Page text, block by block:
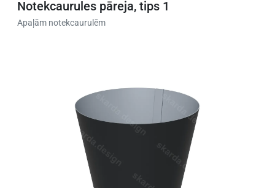
Notekcaurules pāreja, tips 1
Apaļām notekcaurulēm